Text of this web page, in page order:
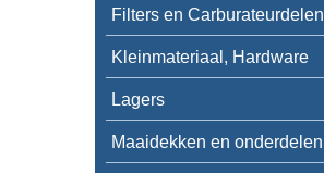
Filters en Carburateurdelen
Kleinmateriaal, Hardware
Lagers
Maaidekken en onderdelen